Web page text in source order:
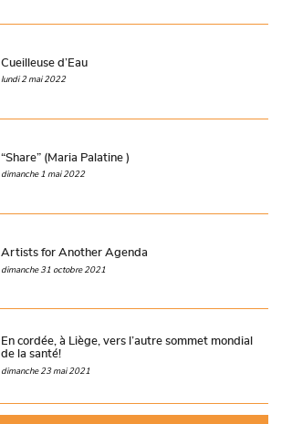
Cueilleuse d’Eau
lundi 2 mai 2022
“Share” (Maria Palatine )
dimanche 1 mai 2022
Artists for Another Agenda
dimanche 31 octobre 2021
En cordée, à Liège, vers l’autre sommet mondial
de la santé!
dimanche 23 mai 2021